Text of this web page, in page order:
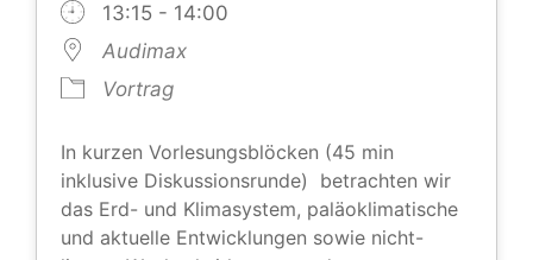
13:15 - 14:00
Audimax
Vortrag
In kurzen Vorlesungsblöcken (45 min
inklusive Diskussionsrunde) betrachten wir
das Erd- und Klimasystem, paläoklimatische
und aktuelle Entwicklungen sowie nicht-